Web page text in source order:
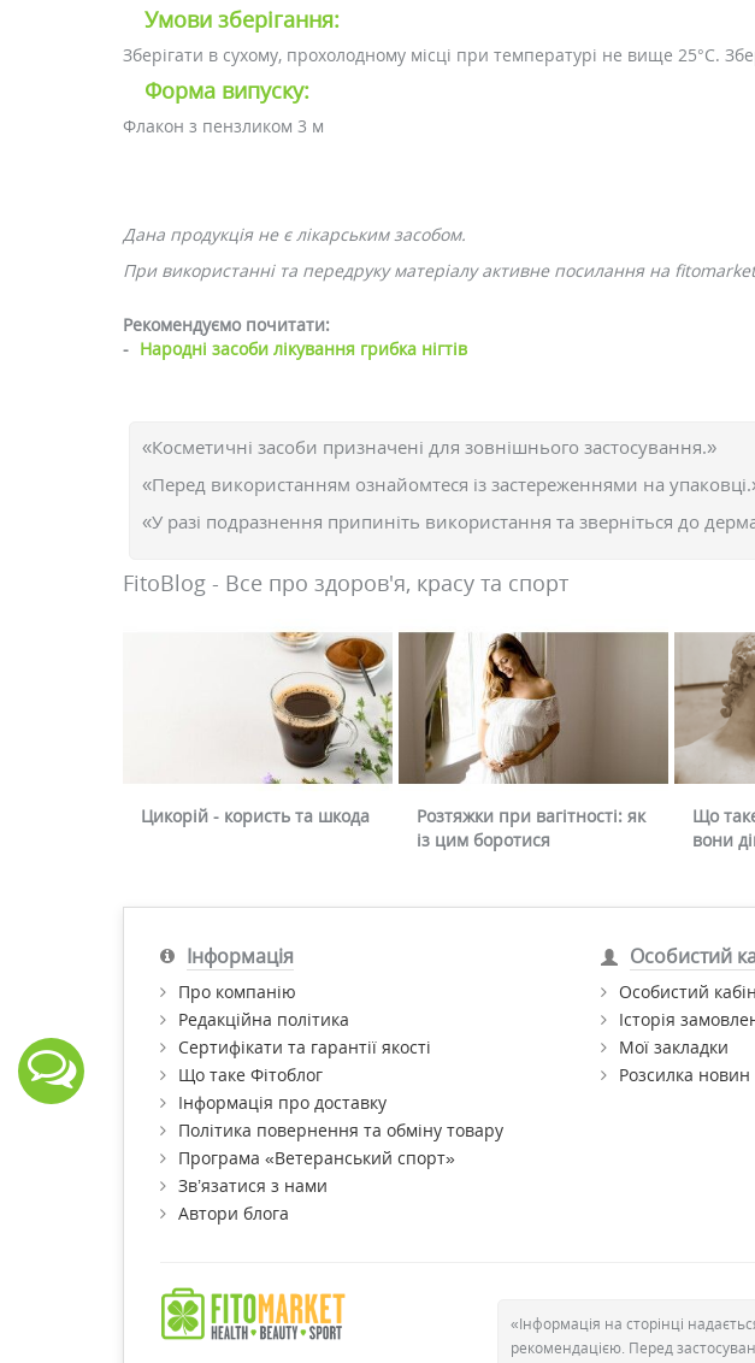
Умови зберігання:
Зберігати в сухому, прохолодному місці при температурі не вище 25°C.
Форма випуску:
Флакон з пензликом 3 м
Дана продукція не є лікарським засобом.
При використанні та передруку матеріалу активне посилання на
Рекомендуємо почитати:
- Народні засоби лікування грибка нігтів
«Косметичні засоби призначені для зовнішнього застосування.»
«Перед використанням ознайомтеся із застереженнями на
«У разі подразнення припиніть використання та зверніться до
FitoBlog - Все про здоров'я, красу та спорт
Цикорій - користь та шкода
Розтяжки при вагітності: як
із цим боротися
Що
вони
Інформація
Про компанію
Редакційна політика
Сертифікати та гарантії якості
Що таке Фітоблог
Інформація про доставку
Політика повернення та обміну товару
Програма «Ветеранський спорт»
Зв’язатися з нами
Автори блога
Особистий
Особистий
Історія
Мої закладки
Розсилка новин
«Інформація на сторінці
рекомендацією. Перед